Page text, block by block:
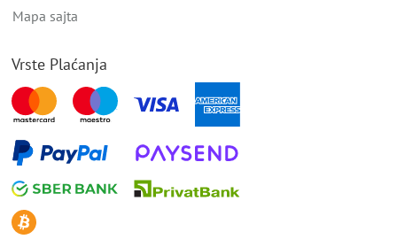
Mapa sajta
Vrste Plaćanja